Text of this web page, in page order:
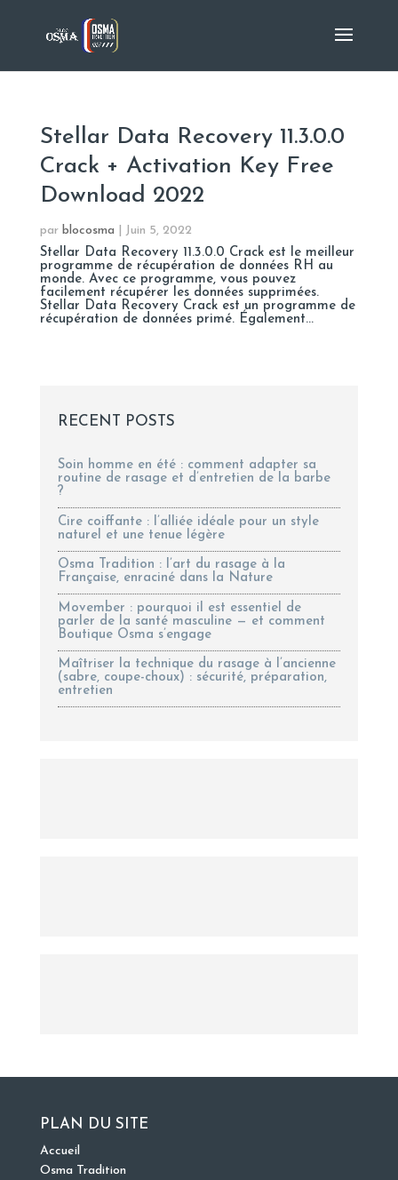
Stellar Data Recovery 11.3.0.0
Crack + Activation Key Free
Download 2022
par blocosma
Juin 5, 2022
Stellar Data Recovery 11.3.0.0 Crack est le meilleur
programme de récupération de données RH au
monde. Avec ce programme, vous pouvez
facilement récupérer les données supprimées.
Stellar Data Recovery Crack est un programme de
récupération de données primé. Également...
RECENT POSTS
Soin homme en été : comment adapter sa
routine de rasage et d’entretien de la barbe
?
Cire coiffante : l’alliée idéale pour un style
naturel et une tenue légère
Osma Tradition : l’art du rasage à la
Française, enraciné dans la Nature
Movember : pourquoi il est essentiel de
parler de la santé masculine — et comment
Boutique Osma s’engage
Maîtriser la technique du rasage à l’ancienne
(sabre, coupe-choux) : sécurité, préparation,
entretien
PLAN DU SITE
Accueil
Osma Tradition